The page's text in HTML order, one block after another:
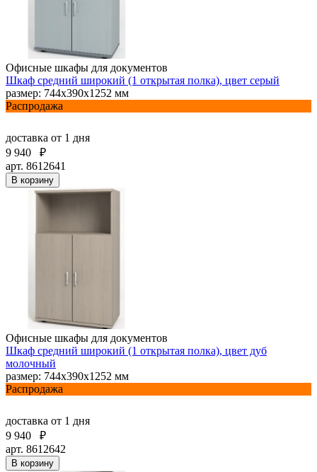
Офисные шкафы для документов
Шкаф средний широкий (1 открытая полка), цвет серый
размер: 744х390х1252 мм
Распродажа
доставка от 1 дня
9 940
₽
арт. 8612641
В корзину
Офисные шкафы для документов
Шкаф средний широкий (1 открытая полка), цвет дуб
молочный
размер: 744х390х1252 мм
Распродажа
доставка от 1 дня
9 940
₽
арт. 8612642
В корзину